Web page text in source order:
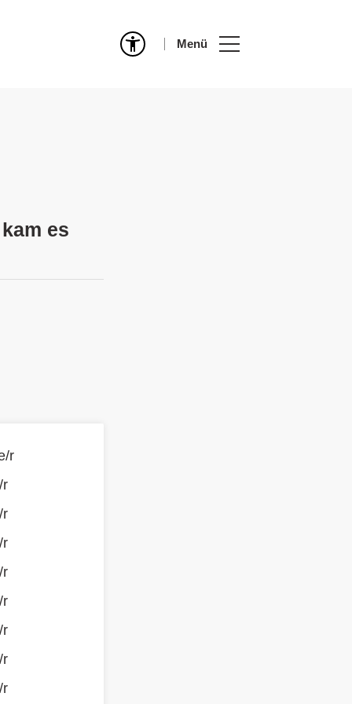
Menü
es
r
r
r
r
r
r
r
r
r